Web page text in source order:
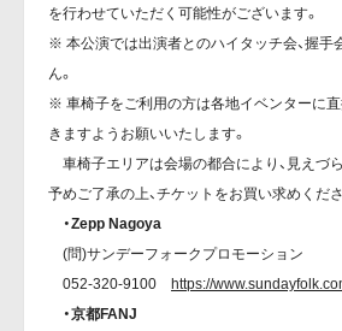
を行わせていただく可能性がございます。
※ 本公演では出演者とのハイタッチ会、握手
ん。
※ 車椅子をご利用の方は各地イベンターに
きますようお願いいたします。
車椅子エリアは会場の都合により、見えづ
予めご了承の上、チケットをお買い求めくださ
・Zepp Nagoya
(問)サンデーフォークプロモーション
052-320-9100 https://
・京都FANJ